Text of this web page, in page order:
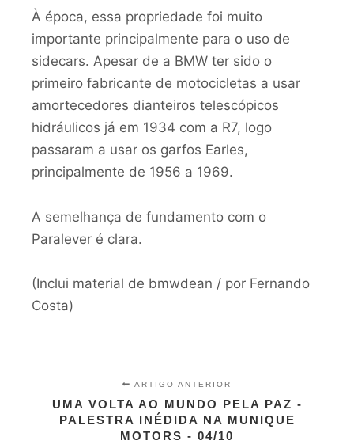
À época, essa propriedade foi muito
importante principalmente para o uso de
sidecars. Apesar de a BMW ter sido o
primeiro fabricante de motocicletas a usar
amortecedores dianteiros telescópicos
hidráulicos já em 1934 com a R7, logo
passaram a usar os garfos Earles,
principalmente de 1956 a 1969.
A semelhança de fundamento com o
Paralever é clara.
(Inclui material de bmwdean / por Fernando
Costa)
ARTIGO ANTERIOR
UMA VOLTA AO MUNDO PELA PAZ -
PALESTRA INÉDIDA NA MUNIQUE
MOTORS - 04/10